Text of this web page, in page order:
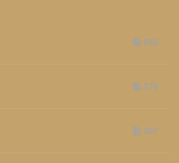
658
276
267